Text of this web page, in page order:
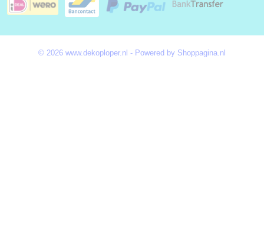
© 2026 www.dekoploper.nl - Powered by Shoppagina.nl